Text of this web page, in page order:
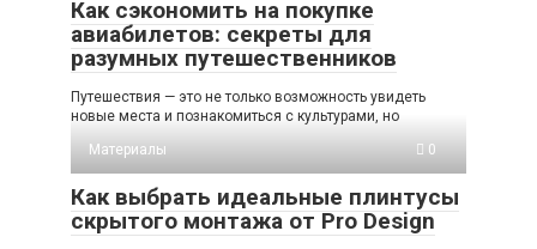
Как сэкономить на покупке
авиабилетов: секреты для
разумных путешественников
Путешествия — это не только возможность увидеть
новые места и познакомиться с культурами, но
Материалы
0
Как выбрать идеальные плинтусы
скрытого монтажа от Pro Design